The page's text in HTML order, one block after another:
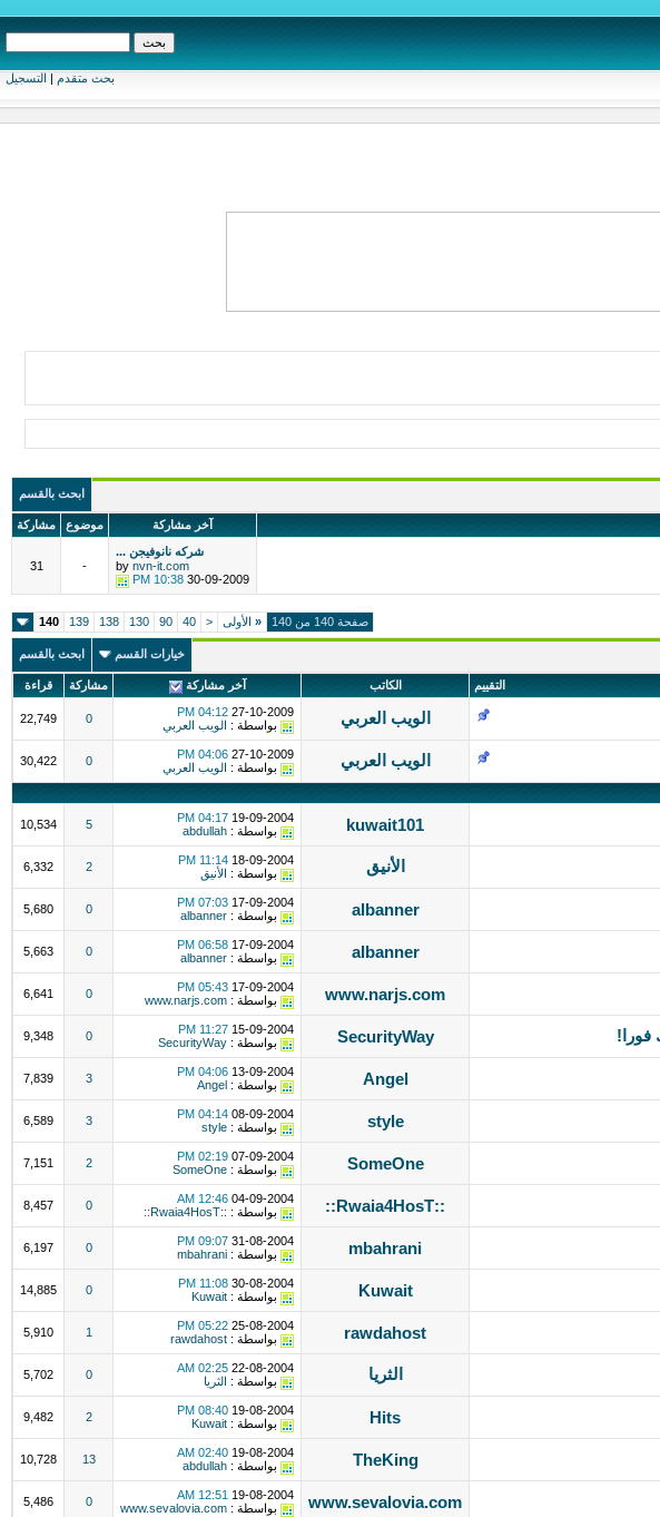
بحث متقدم | التسجيل
ابحث بالقسم
آخر مشاركة موضوع مشاركة
شركه نانوفيجن ...
by nvn-it.com
30-09-2009
10:38 PM
-
31
صفحة 140 من 140 « الأولى <
40
90
130
138
139
140
خيارات القسم ابحث بالقسم
التقييم الكاتب آخر مشاركة مشاركة قراءة
الويب العربي 27-10-2009
04:12 PM
بواسطة :
الويب العربي 0
22,749
الويب العربي 27-10-2009
04:06 PM
بواسطة :
الويب العربي 0
30,422
kuwait101
19-09-2004
04:17 PM
بواسطة : abdullah
5
10,534
الأنيق 18-09-2004
11:14 PM
بواسطة : الأنيق 2
6,332
albanner
17-09-2004
07:03 PM
بواسطة : albanner
0
5,680
albanner
17-09-2004
06:58 PM
بواسطة : albanner
0
5,663
www.narjs.com
17-09-2004
05:43 PM
بواسطة : www.narjs.com
0
6,641
SecurityWay
15-09-2004
11:27 PM
بواسطة : SecurityWay
0
9,348
Angel
13-09-2004
04:06 PM
بواسطة : Angel
3
7,839
style
08-09-2004
04:14 PM
بواسطة : style
3
6,589
SomeOne
07-09-2004
02:19 PM
بواسطة : SomeOne
2
7,151
::Rwaia4HosT::
04-09-2004
12:46 AM
بواسطة : ::Rwaia4HosT::
0
8,457
mbahrani
31-08-2004
09:07 PM
بواسطة : mbahrani
0
6,197
Kuwait
30-08-2004
11:08 PM
بواسطة : Kuwait
0
14,885
rawdahost
25-08-2004
05:22 PM
بواسطة : rawdahost
1
5,910
الثريا 22-08-2004
02:25 AM
بواسطة :
الثريا 0
5,702
Hits
19-08-2004
08:40 PM
بواسطة : Kuwait
2
9,482
TheKing
19-08-2004
02:40 AM
بواسطة : abdullah
13
10,728
www.sevalovia.com
19-08-2004
12:51 AM
بواسطة : www.sevalovia.com
0
5,486